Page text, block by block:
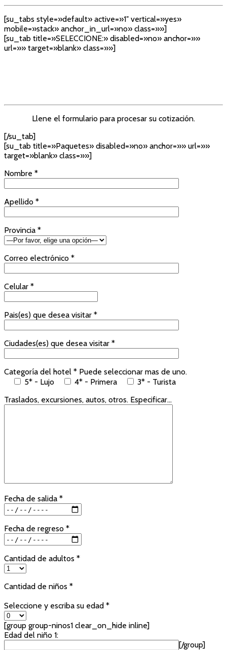
[su_tabs style=»default» active=»1″ vertical=»yes»
mobile=»stack» anchor_in_url=»no» class=»»]
[su_tab title=»SELECCIONE:» disabled=»no» anchor=»»
url=»» target=»blank» class=»»]
Llene el formulario para procesar su cotización.
[/su_tab]
[su_tab title=»Paquetes» disabled=»no» anchor=»» url=»»
target=»blank» class=»»]
Nombre *
Apellido *
Provincia *
Correo electrónico *
Celular *
Pais(es) que desea visitar *
Ciudades(es) que desea visitar *
Categoría del hotel * Puede seleccionar mas de uno.
5* - Lujo
4* - Primera
3* - Turista
Traslados, excursiones, autos, otros. Especificar...
Fecha de salida *
Fecha de regreso *
Cantidad de adultos *
Cantidad de niños *
Seleccione y escriba su edad *
[group group-ninos1 clear_on_hide inline]
Edad del niño 1:
[/group]